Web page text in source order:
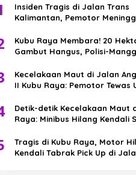
Insiden Tragis di Jalan Trans
Kalimantan, Pemotor
Kubu Raya Membara! 20
Gambut Hangus, Polisi-
Kecelakaan Maut di Jalan
II Kubu Raya: Pemotor Tewas
Detik-detik Kecelakaan Maut
Raya: Minibus Hilang Kendali
Tragis di Kubu Raya, Motor
Kendali Tabrak Pick Up di